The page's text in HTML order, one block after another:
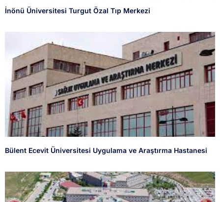
İnönü Üniversitesi Turgut Özal Tıp Merkezi
Bülent Ecevit Üniversitesi Uygulama ve Araştırma Hastanesi